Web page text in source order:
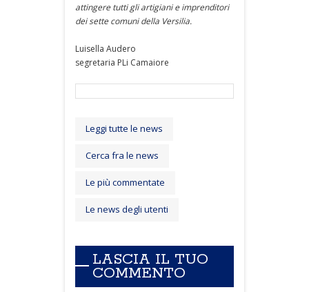
attingere tutti gli artigiani e imprenditori
dei sette comuni della Versilia.
Luisella Audero
segretaria PLi Camaiore
Leggi tutte le news
Cerca fra le news
Le più commentate
Le news degli utenti
LASCIA IL TUO
COMMENTO